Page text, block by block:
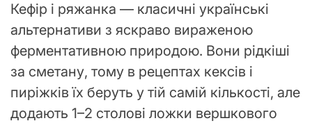
Кефір і ряжанка — класичні українські
альтернативи з яскраво вираженою
ферментативною природою. Вони рідкіші
за сметану, тому в рецептах кексів і
пиріжків їх беруть у тій самій кількості, але
додають 1–2 столові ложки вершкового